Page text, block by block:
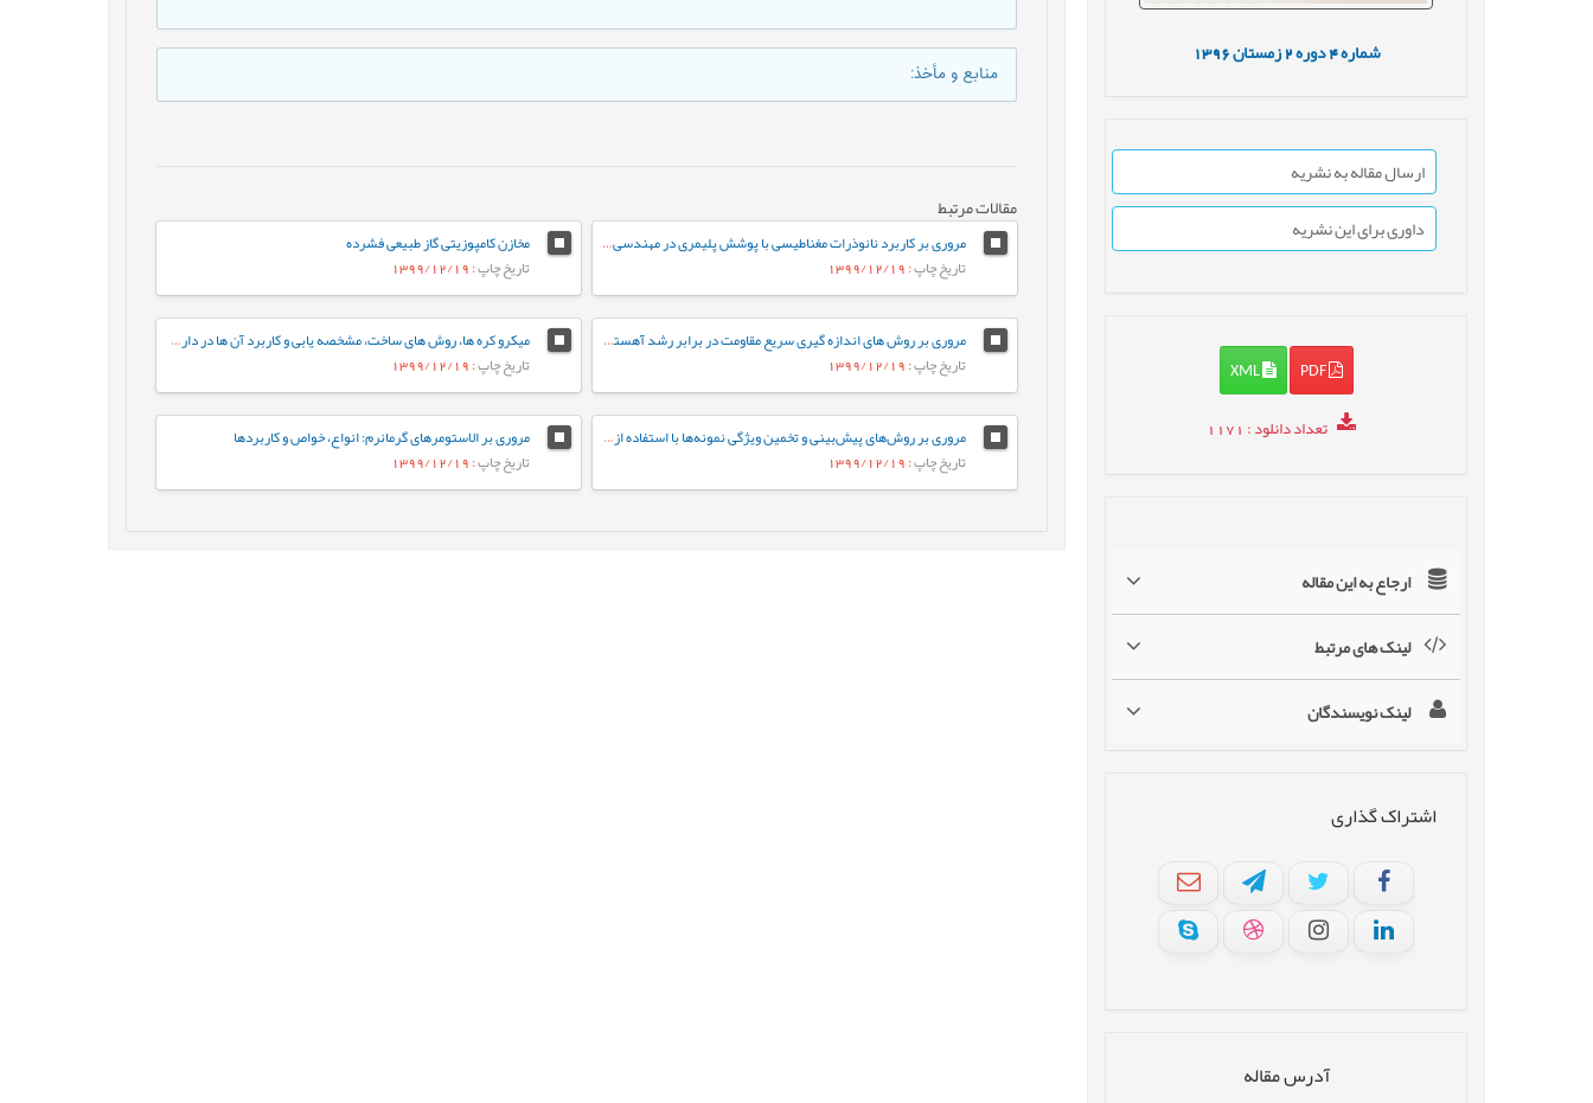
شماره4 دوره زمستان1396
ارسال مقاله به نشریه
داوری برای این نشریه
PDF
XML
تعداد دانلود: 1171
ارجاع به این مقاله
لینک های مرتبط
لینک نویسندگان
اشتراک گذاری
آدرس مقاله
منابع و مأخذ:
مقالات مرتبط
مروری بر کاربرد نانوذرات مغناطیسی با پوشش پلیمری در مهندسی بافت
تاریخ چاپ: 1399/12/19
مخازن کامپوزیتی گاز طبیعی فشرده
تاریخ چاپ: 1399/12/19
مروری بر روش های اندازه گیری سریع مقاومت در برابر رشد آهسته ترک پلی اتیلن سنگین
تاریخ چاپ: 1399/12/19
میکرو کره ها، روش های ساخت، مشخصه يابی و کاربرد آن ها در دارورسانی
تاریخ چاپ: 1399/12/19
مروری بر روش‌های پیش‌بینی و تخمین ویژگی نمونه‌ها با استفاده از روش‌های تجزیه‌ای و الگوریتم‌های یادگیری ماشین
تاریخ چاپ: 1399/12/19
مروری بر الاستومرهای گرمانرم: انواع، خواص و کاربردها
تاریخ چاپ: 1399/12/19